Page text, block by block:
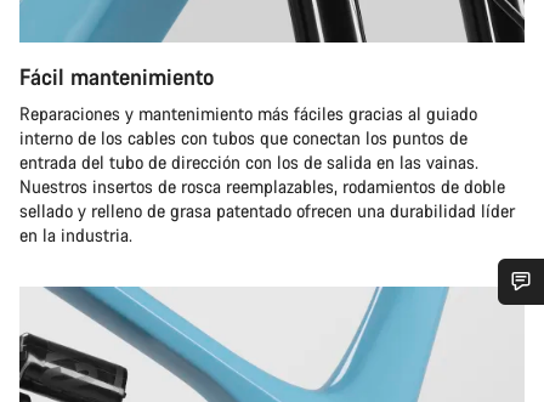
Fácil mantenimiento
Reparaciones y mantenimiento más fáciles gracias al guiado
interno de los cables con tubos que conectan los puntos de
entrada del tubo de dirección con los de salida en las vainas.
Nuestros insertos de rosca reemplazables, rodamientos de doble
sellado y relleno de grasa patentado ofrecen una durabilidad líder
en la industria.
¿Necesitas ayuda?
Nuestros expertos estarán encantados de responder a tus